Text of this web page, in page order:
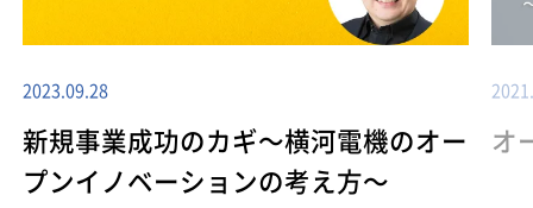
2023.09.28
新規事業成功のカギ～横河電機のオー
プンイノベーションの考え方～
オ